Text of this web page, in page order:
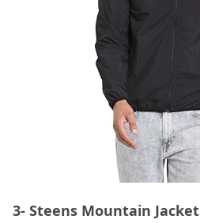
3- Steens Mountain Jacket